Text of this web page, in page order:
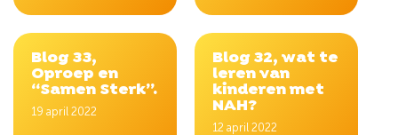
Blog 33,
Oproep en
“Samen Sterk”.
19 april 2022
Blog 32, wat te
leren van
kinderen met
NAH?
12 april 2022